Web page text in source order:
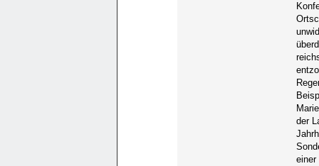
der
einer